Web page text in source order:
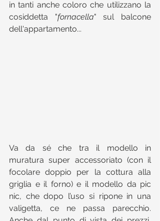
in tanti anche coloro che utilizzano la
cosiddetta "fornacella" sul balcone
dell'appartamento...
Va da sé che tra il modello in
muratura super accessoriato (con il
focolare doppio per la cottura alla
griglia e il forno) e il modello da pic
nic, che dopo l’uso si ripone in una
valigetta, ce ne passa parecchio.